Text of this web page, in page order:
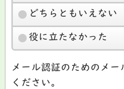
どちらともいえない
役に立たなかった
メール認証のためのメー
ください。